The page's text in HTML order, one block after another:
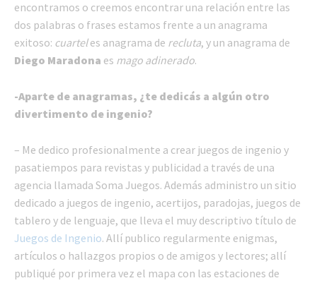
encontramos o creemos encontrar una relación entre las
dos palabras o frases estamos frente a un anagrama
exitoso: cuarteles anagrama de recluta, y un anagrama de
Diego Maradona es mago adinerado.
-Aparte de anagramas, ¿te dedicás a algún otro
divertimento de ingenio?
– Me dedico profesionalmente a crear juegos de ingenio y
pasatiempos para revistas y publicidad a través de una
agencia llamada Soma Juegos. Además administro un sitio
dedicado a juegos de ingenio, acertijos, paradojas, juegos de
tablero y de lenguaje, que lleva el muy descriptivo título de
Juegos de Ingenio. Allí publico regularmente enigmas,
artículos o hallazgos propios o de amigos y lectores; allí
publiqué por primera vez el mapa con las estaciones de